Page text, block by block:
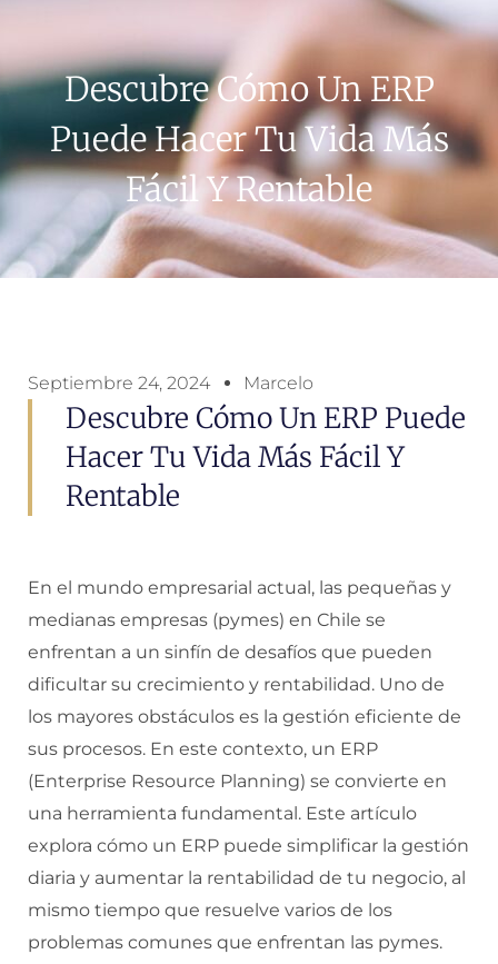
Descubre Cómo Un ERP
Puede Hacer Tu Vida Más
Fácil Y Rentable
Septiembre 24, 2024 Marcelo
Descubre Cómo Un ERP Puede
Hacer Tu Vida Más Fácil Y
Rentable
En el mundo empresarial actual, las pequeñas y
medianas empresas (pymes) en Chile se
enfrentan a un sinfín de desafíos que pueden
dificultar su crecimiento y rentabilidad. Uno de
los mayores obstáculos es la gestión eficiente de
sus procesos. En este contexto, un ERP
(Enterprise Resource Planning) se convierte en
una herramienta fundamental. Este artículo
explora cómo un ERP puede simplificar la gestión
diaria y aumentar la rentabilidad de tu negocio, al
mismo tiempo que resuelve varios de los
problemas comunes que enfrentan las pymes.